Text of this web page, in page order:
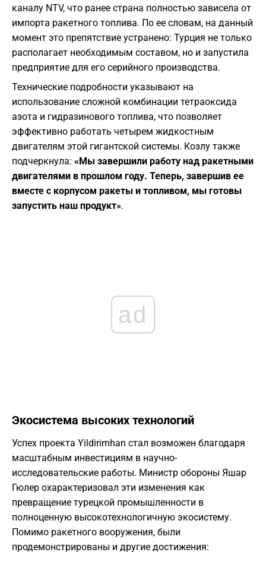
каналу NTV, что ранее страна полностью зависела от
импорта ракетного топлива. По ее словам, на данный
момент это препятствие устранено: Турция не только
располагает необходимым составом, но и запустила
предприятие для его серийного производства.
​Технические подробности указывают на
использование сложной комбинации тетраоксида
азота и гидразинового топлива, что позволяет
эффективно работать четырем жидкостным
двигателям этой гигантской системы. Козлу также
подчеркнула: «Мы завершили работу над ракетными
двигателями в прошлом году. Теперь, завершив ее
вместе с корпусом ракеты и топливом, мы готовы
запустить наш продукт».
ad
​Экосистема высоких технологий
​Успех проекта Yildirimhan стал возможен благодаря
масштабным инвестициям в научно-
исследовательские работы. Министр обороны Яшар
Гюлер охарактеризовал эти изменения как
превращение турецкой промышленности в
полноценную высокотехнологичную экосистему.
Помимо ракетного вооружения, были
продемонстрированы и другие достижения: